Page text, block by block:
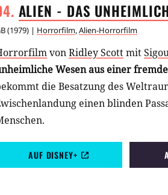
ALIEN - DAS
(1979) | Horrorfilm,Alien-Horrorfilm
vonRidley Scottmit
Wesen aus einer
die Besatzung des
einen blinden
AUF DISNEY+